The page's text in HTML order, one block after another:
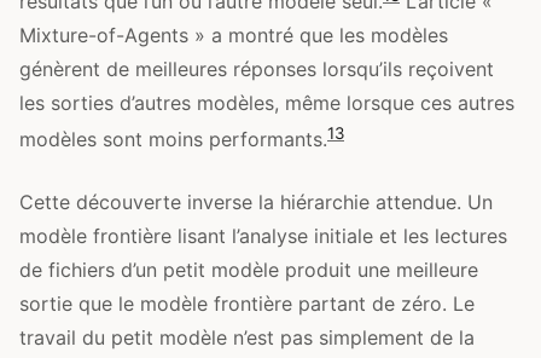
Mixture-of-Agents » a montré que les modèles
génèrent de meilleures réponses lorsqu’ils reçoivent
les sorties d’autres modèles, même lorsque ces autres
modèles sont moins performants.13
Cette découverte inverse la hiérarchie attendue. Un
modèle frontière lisant l’analyse initiale et les lectures
de fichiers d’un petit modèle produit une meilleure
sortie que le modèle frontière partant de zéro. Le
travail du petit modèle n’est pas simplement de la